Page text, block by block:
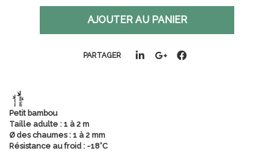
PARTAGER
Petit bambou
Taille adulte : 1 à 2 m
Ø des chaumes : 1 à 2 mm
Résistance au froid : -18°C